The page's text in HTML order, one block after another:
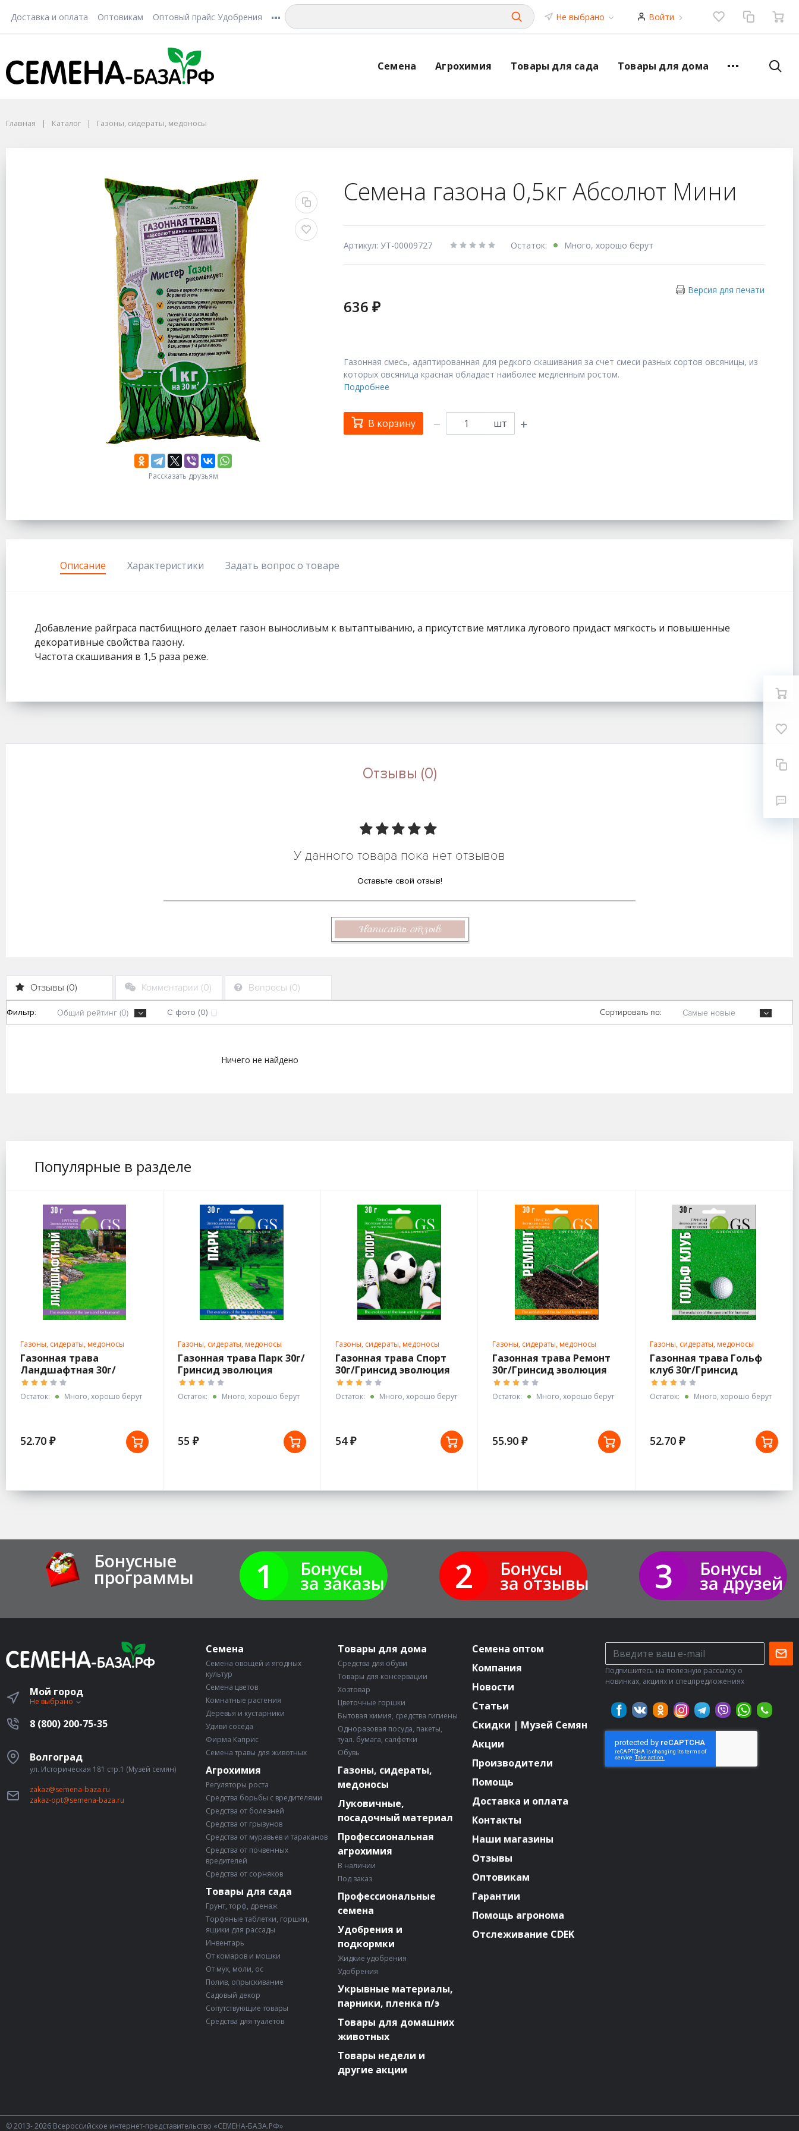
Доставка и оплата Оптовикам Оптовый прайс Удобрения Не выбрано Войти
Семена Агрохимия Товары для сада Товары для дома
Главная Каталог Газоны, сидераты, медоносы
Рассказать друзьям
Семена газона 0,5кг Абсолют Мини
Артикул: УТ-00009727 Остаток: Много, хорошо берут
Версия для печати
636 ₽
Газонная смесь, адаптированная для редкого скашивания за счет смеси разных сортов овсяницы, из
которых овсяница красная обладает наиболее медленным ростом.
Подробнее
В корзину шт
Описание Характеристики Задать вопрос о товаре
Добавление райграса пастбищного делает газон выносливым к вытаптыванию, а присутствие мятлика лугового придаст мягкость и повышенные
декоративные свойства газону.
Частота скашивания в 1,5 раза реже.
Отзывы (0)
У данного товара пока нет отзывов
Оставьте свой отзыв!
Написать отзыв
Отзывы (0) Комментарии (0) Вопросы (0)
Фильтр: Общий рейтинг (0) С фото (0) Сортировать по: Самые новые
Ничего не найдено
Популярные в разделе
Газоны, сидераты, медоносы
Газонная трава
Ландшафтная 30г/
Гринсид эволюция
Остаток: Много, хорошо берут
52.70 ₽
Газоны, сидераты, медоносы
Газонная трава Парк 30г/
Гринсид эволюция
Остаток: Много, хорошо берут
55 ₽
Газоны, сидераты, медоносы
Газонная трава Спорт
30г/Гринсид эволюция
Остаток: Много, хорошо берут
54 ₽
Газоны, сидераты, медоносы
Газонная трава Ремонт
30г/Гринсид эволюция
Остаток: Много, хорошо берут
55.90 ₽
Газоны, сидераты, медоносы
Газонная трава Гольф
клуб 30г/Гринсид
эволюция
Остаток: Много, хорошо берут
52.70 ₽
Бонусные
программы 1 Бонусы
за заказы 2 Бонусы
за отзывы 3 Бонусы
за друзей
Мой город
Не выбрано
8 (800) 200-75-35
Волгоград
ул. Историческая 181 стр.1 (Музей семян)
zakaz@semena-baza.ru
zakaz-opt@semena-baza.ru
Семена
Семена овощей и ягодных
культур
Семена цветов
Комнатные растения
Деревья и кустарники
Удиви соседа
Фирма Каприс
Семена травы для животных
Агрохимия
Регуляторы роста
Средства борьбы с вредителями
Средства от болезней
Средства от грызунов
Средства от муравьев и тараканов
Средства от почвенных
вредителей
Средства от сорняков
Товары для сада
Грунт, торф, дренаж
Торфяные таблетки, горшки,
ящики для рассады
Инвентарь
От комаров и мошки
От мух, моли, ос
Полив, опрыскивание
Садовый декор
Сопутствующие товары
Средства для туалетов
Товары для дома
Средства для обуви
Товары для консервации
Хозтовар
Цветочные горшки
Бытовая химия, средства гигиены
Одноразовая посуда, пакеты,
туал. бумага, салфетки
Обувь
Газоны, сидераты,
медоносы
Луковичные,
посадочный материал
Профессиональная
агрохимия
В наличии
Под заказ
Профессиональные
семена
Удобрения и
подкормки
Жидкие удобрения
Удобрения
Укрывные материалы,
парники, пленка п/э
Товары для домашних
животных
Товары недели и
другие акции
Семена оптом
Компания
Новости
Статьи
Скидки | Музей Семян
Акции
Производители
Помощь
Доставка и оплата
Контакты
Наши магазины
Отзывы
Оптовикам
Гарантии
Помощь агронома
Отслеживание CDEK
Подпишитесь на полезную рассылку о
новинках, акциях и спецпредложениях
© 2013- 2026 Всероссийское интернет-представительство «СЕМЕНА-БАЗА.РФ»